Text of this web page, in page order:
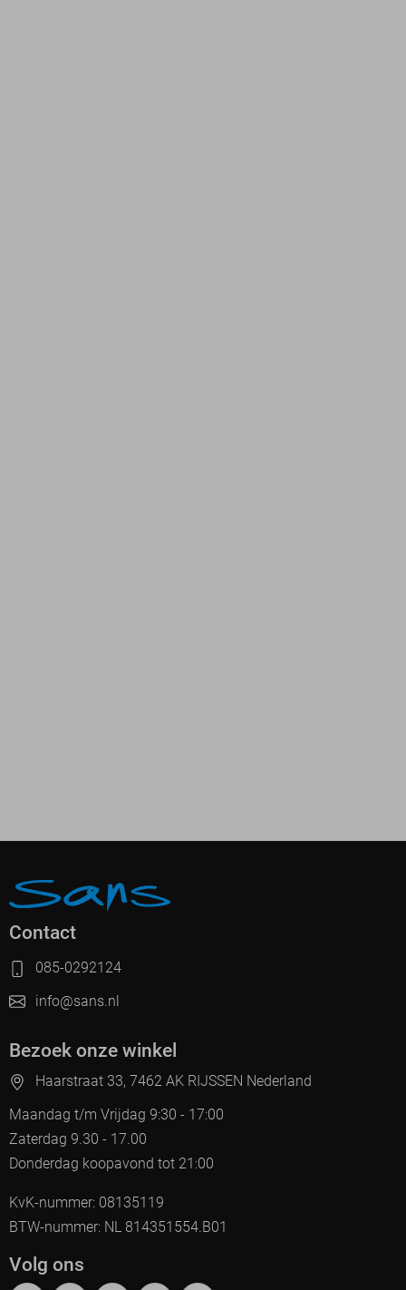
Contact
085-0292124
info@sans.nl
Bezoek onze winkel
Haarstraat 33, 7462 AK RIJSSEN Nederland
Maandag t/m Vrijdag 9:30 - 17:00
Zaterdag 9.30 - 17.00
Donderdag koopavond tot 21:00
KvK-nummer: 08135119
BTW-nummer: NL 814351554.B01
Volg ons